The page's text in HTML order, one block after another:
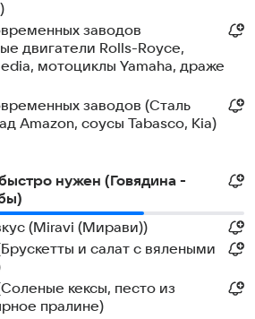
заводов
двигатели Rolls-Royce,
мотоциклы Yamaha, драже
заводов (Сталь
Amazon, соусы Tabasco, Kia)
нужен (Говядина -
(Miravi (Мирави))
и салат с вялеными
кексы, песто из
пралине)